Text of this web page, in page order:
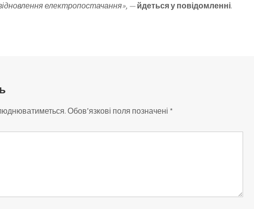
електропостачання», —йдеться у повідомленні.
Обов’язкові поля позначені *